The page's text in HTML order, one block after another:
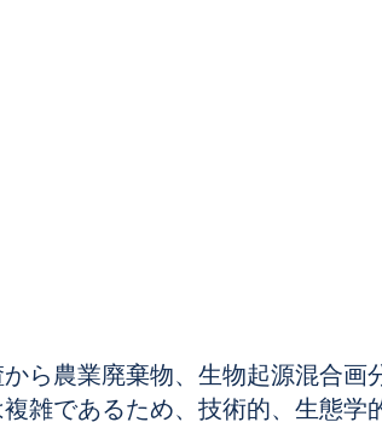
ら農業廃棄物、生物起源混合画
雑であるため、技術的、生態学